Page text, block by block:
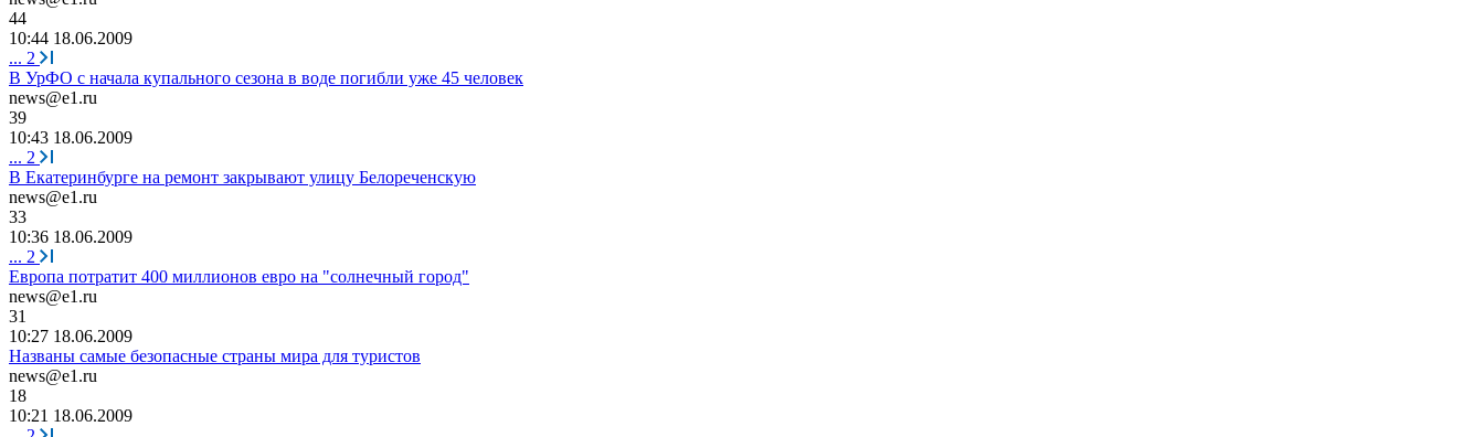
44
10:44 18.06.2009
... 2
В УрФО с начала купального сезона в воде погибли уже 45 человек
news@e1.ru
39
10:43 18.06.2009
... 2
В Екатеринбурге на ремонт закрывают улицу Белореченскую
news@e1.ru
33
10:36 18.06.2009
... 2
Европа потратит 400 миллионов евро на "солнечный город"
news@e1.ru
31
10:27 18.06.2009
Названы самые безопасные страны мира для туристов
news@e1.ru
18
10:21 18.06.2009